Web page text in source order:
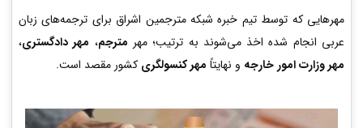
مهرهایی که توسط تیم خبره شبکه مترجمین اشراق برای ترجمه‌های زبان
عربی انجام شده اخذ می‌شوند به ترتیب؛ مهر مترجم، مهر دادگستری،
مهر وزارت امور خارجه و نهایتاً مهر کنسولگری کشور مقصد است.